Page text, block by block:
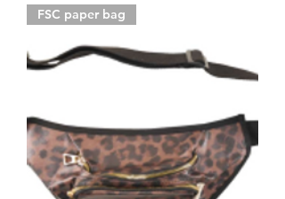
FSC paper bag